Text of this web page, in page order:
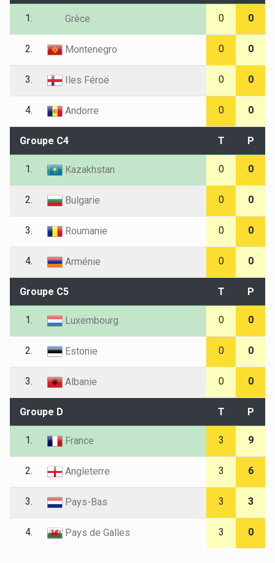
1. Grèce 0 0
2. Montenegro 0 0
3. Iles Féroë 0 0
4. Andorre 0 0
Groupe C4 T P
1. Kazakhstan 0 0
2. Bulgarie 0 0
3. Roumanie 0 0
4. Arménie 0 0
Groupe C5 T P
1. Luxembourg 0 0
2. Estonie 0 0
3. Albanie 0 0
Groupe D T P
1. France 3 9
2. Angleterre 3 6
3. Pays-Bas 3 3
4. Pays de Galles 3 0